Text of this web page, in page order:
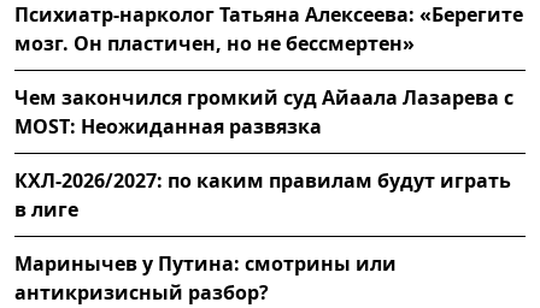
Психиатр-нарколог Татьяна Алексеева: «Берегите
мозг. Он пластичен, но не бессмертен»
Чем закончился громкий суд Айаала Лазарева с
MOST: Неожиданная развязка
КХЛ-2026/2027: по каким правилам будут играть
в лиге
Маринычев у Путина: смотрины или
антикризисный разбор?